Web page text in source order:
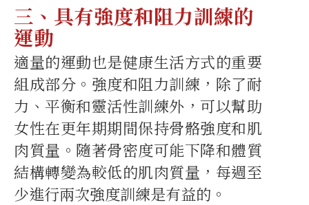
三、具有強度和阻力訓練的
運動
適量的運動也是健康生活方式的重要
組成部分。強度和阻力訓練，除了耐
力、平衡和靈活性訓練外，可以幫助
女性在更年期期間保持骨骼強度和肌
肉質量。隨著骨密度可能下降和體質
結構轉變為較低的肌肉質量，每週至
少進行兩次強度訓練是有益的。